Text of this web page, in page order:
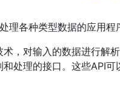
理各种类型数据的应用程
，对输入的数据进行解
处理的接口。这些API